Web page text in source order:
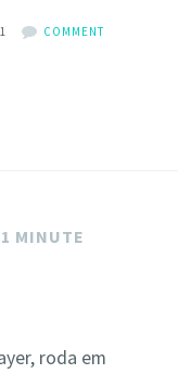
COMMENT
MINUTE
roda em